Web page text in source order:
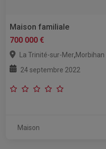
Maison familiale
700 000 €
La Trinité-sur-Mer,Morbihan
24 septembre 2022
Maison